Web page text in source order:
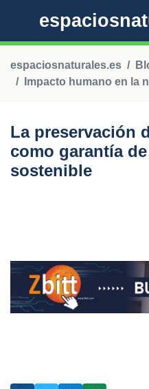
espaciosnaturales.es
Impacto humano en la
La preservación
como garantía
sostenible